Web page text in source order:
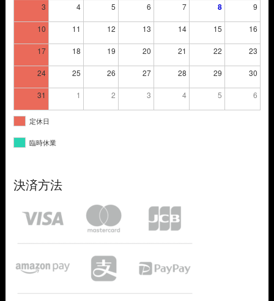
3 4 5 6 7 8 9
10 11 12 13 14 15 16
17 18 19 20 21 22 23
24 25 26 27 28 29 30
31 1 2 3 4 5 6
定休日
臨時休業
決済方法